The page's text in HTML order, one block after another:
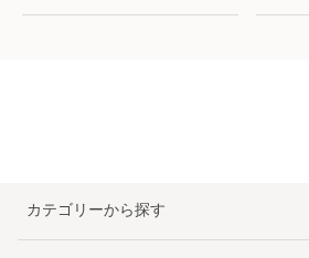
カテゴリーから探す